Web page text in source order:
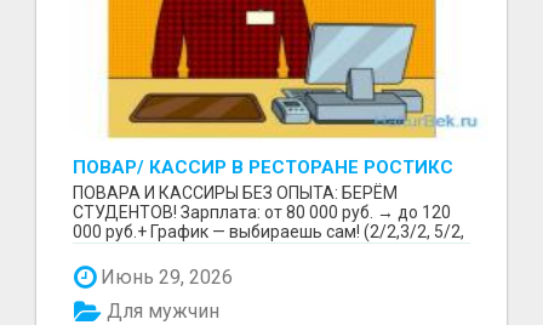
ПОВАР/ КАССИР В РЕСТОРАНЕ РОСТИКС
(КФС)
ПОВАРА И КАССИРЫ БЕЗ ОПЫТА: БЕРЁМ
СТУДЕНТОВ! Зарплата: от 80 000 руб. → до 120
000 руб.+ График — выбираешь сам! (2/2,3/2, 5/2,
Июнь 29, 2026
Для мужчин